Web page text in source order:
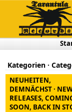
Kategorien ·
NEUHEITEN,
DEMNÄCHST ·
RELEASES,
SOON, BACK IN